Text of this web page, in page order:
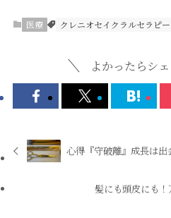
医療 クレニオセイクラルセラピー
よかったらシ
心得『守破離』成長は出
髪にも頭皮にも